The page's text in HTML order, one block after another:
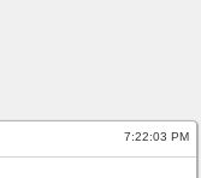
7:22:03 PM